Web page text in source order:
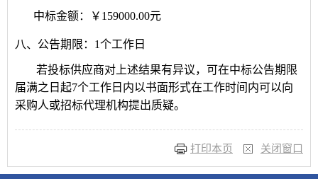
中标金额：￥ 159000.00元
八、公告期限： 1个工作日
若投标供应商对上述结果有异议，可在中标公告期限
届满之日起7个工作日内以书面形式在工作时间内可以向
采购人或招标代理机构提出质疑。
打印本页 关闭窗口